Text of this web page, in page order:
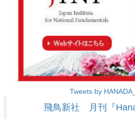
Tweets by
飛鳥新社 月刊『